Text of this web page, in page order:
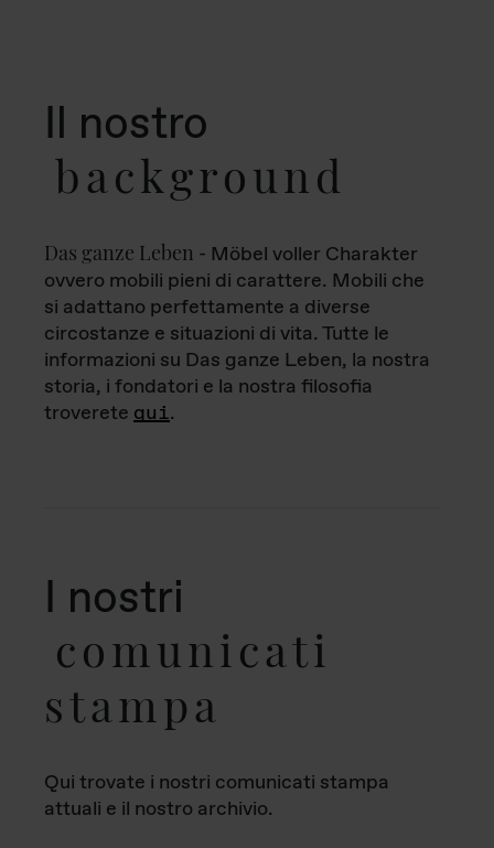
Il nostro
background
Das ganze Leben - Möbel voller Charakter
ovvero mobili pieni di carattere. Mobili che
si adattano perfettamente a diverse
circostanze e situazioni di vita. Tutte le
informazioni su Das ganze Leben, la nostra
storia, i fondatori e la nostra filosofia
troverete qui.
I nostri
comunicati
stampa
Qui trovate i nostri comunicati stampa
attuali e il nostro archivio.